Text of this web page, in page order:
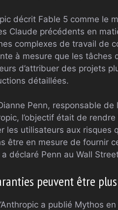
décrit Fable 5 comme le
Claude précédents en
complexes de travail de
à mesure que les tâches
d’attribuer des projets
détaillées.
Penn, responsable
l’objectif était de
les utilisateurs aux risques
être en mesure de fournir
a déclaré Penn au Wall
peuvent être
a publié Mythos